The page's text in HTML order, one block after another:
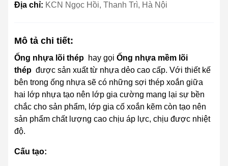
Địa chỉ: KCN Ngọc Hồi, Thanh Trì, Hà Nội
Mô tả chi tiết:
Ống nhựa lõi thép hay gọi Ống nhựa mềm lõi
thép được sản xuất từ nhựa dẻo cao cấp. Với thiết kế
bên trong ống nhựa sẽ có những sợi thép xoắn giữa
hai lớp nhựa tạo nên lớp gia cường mang lại sự bền
chắc cho sản phẩm, lớp gia cố xoắn kẽm còn tạo nên
sản phẩm chất lượng cao chịu áp lực, chịu được nhiệt
độ.
Cấu tạo: